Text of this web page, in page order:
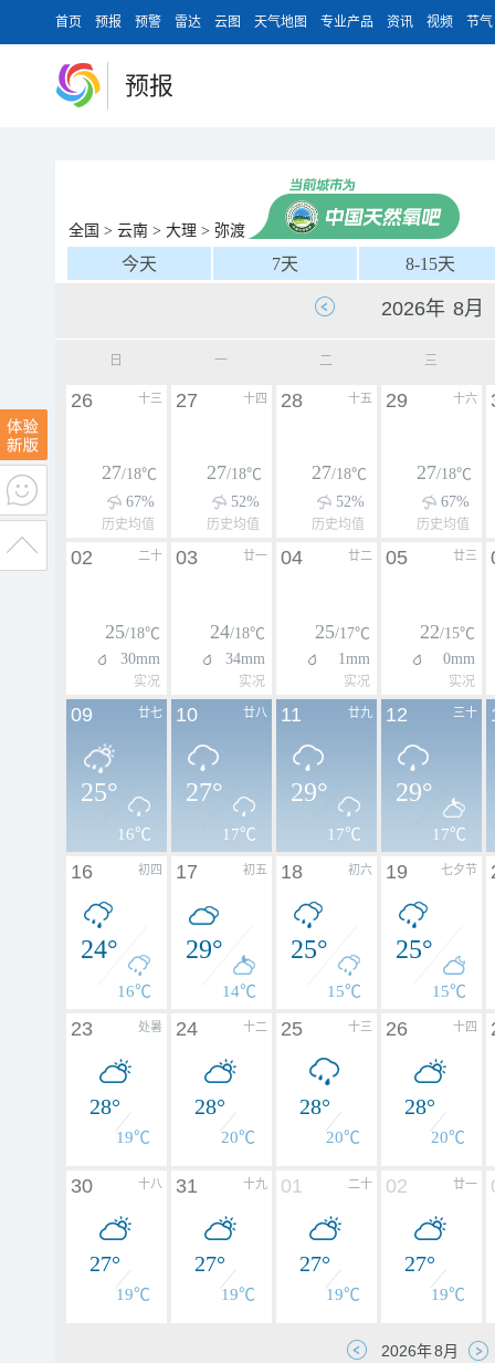
首页 预报 预警 雷达 云图 天气地图 专业产品 资讯 视频 节气
预报
全国 > 云南 > 大理 > 弥渡
今天 7天 8-15天
日 一 二 三
十三
26
27/18℃
67%
历史均值
十四
27
27/18℃
52%
历史均值
十五
28
27/18℃
52%
历史均值
十六
29
27/18℃
67%
历史均值
二十
02
25/18℃
30mm
实况
廿一
03
24/18℃
34mm
实况
廿二
04
25/17℃
1mm
实况
廿三
05
22/15℃
0mm
实况
廿七
09
25°
16℃
廿八
10
27°
17℃
廿九
11
29°
17℃
三十
12
29°
17℃
初四
16
24°
16℃
初五
17
29°
14℃
初六
18
25°
15℃
七夕节
19
25°
15℃
处暑
23
28°
19℃
十二
24
28°
20℃
十三
25
28°
20℃
十四
26
28°
20℃
十八
30
27°
19℃
十九
31
27°
19℃
二十
01
27°
19℃
廿一
02
27°
19℃